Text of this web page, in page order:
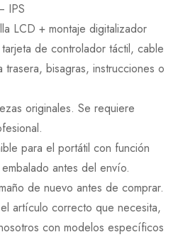
IPS
LCD + montaje digitalizador
de controlador táctil, cable
bisagras, instrucciones o
originales. Se requiere
para el portátil con función
antes del envío.
de nuevo antes de comprar.
artículo correcto que necesita,
con modelos específicos